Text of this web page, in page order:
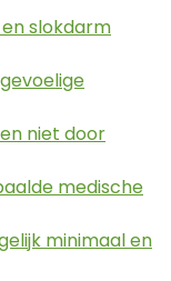
slokdarm
niet door
medische
minimaal en